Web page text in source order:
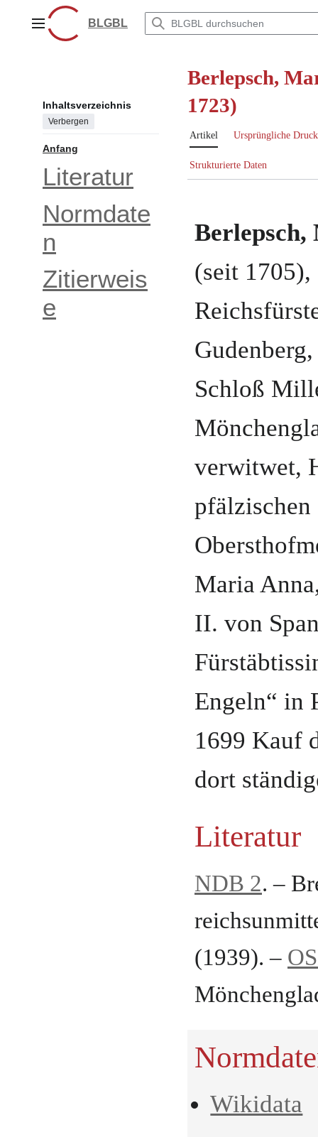
springenHauptmenüBLGBL
Inhaltsverzeichnis
Verbergen
Anfang
Literatur
Normdate
n
Zitierweis
e
Berlepsch,
1723)
Artikel Ursprüngliche
Strukturierte Daten
(seit 1705),
Schloß
verwitwet,
Maria Anna
II. von
Engeln“ in
1699 Kauf
dort
Literatur
NDB 2. –
(1939). –
Wikidata